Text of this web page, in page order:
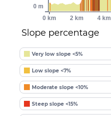
Slope percentage
Very low slope <5%
Low slope <7%
Moderate slope <10%
Steep slope <15%
0 km 2 km 4 km
0 m